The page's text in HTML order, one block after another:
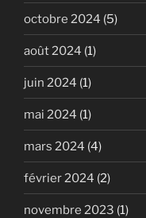
octobre 2024 (5)
août 2024 (1)
juin 2024 (1)
mai 2024 (1)
mars 2024 (4)
février 2024 (2)
novembre 2023 (1)